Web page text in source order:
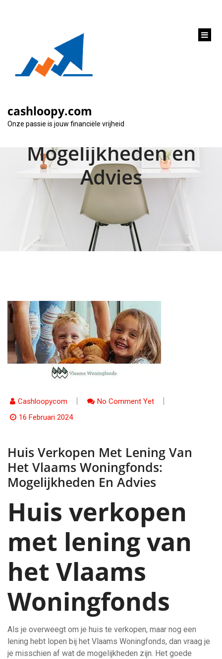
cashloopy.com
Onze passie is jouw financiële vrijheid
Huis verkopen met
lening van het
Vlaams Woningfonds:
Mogelijkheden en
Advies
Cashloopycom
No Comment Yet
16 Februari 2024
Huis Verkopen Met Lening Van
Het Vlaams Woningfonds:
Mogelijkheden En Advies
Huis verkopen
met lening van
het Vlaams
Woningfonds
Als je overweegt om je huis te verkopen, maar nog een
lening hebt lopen bij het Vlaams Woningfonds, dan vraag je
je misschien af wat de mogelijkheden zijn. Het goede